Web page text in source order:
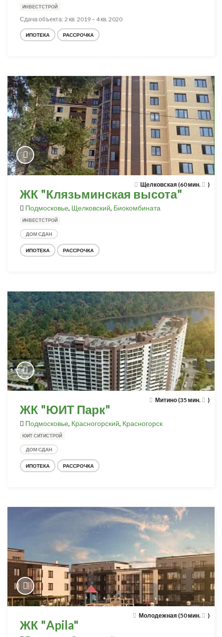
ИНВЕСТСТРОЙ
Сдача объекта: 2 кв. 2019 – 4 кв. 2020
ИПОТЕКА РАССРОЧКА
Щелковская (60 мин. )
ЖК "Клязьминская высота"
Подмосковье, Щелковский, Биокомбината
ИНВЕСТСТРОЙ
ДОМ СДАН
ИПОТЕКА РАССРОЧКА
Митино (35 мин. )
ЖК "ЮИТ Парк"
Подмосковье, Красногорский, Красногорск
ЮИТ СИТИСТРОЙ
ДОМ СДАН
ИПОТЕКА РАССРОЧКА
Молодежная (50 мин. )
ЖК "Apila"